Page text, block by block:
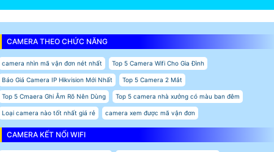
CAMERA THEO CHỨC NĂNG
camera nhìn mã vận đơn nét nhất Top 5 Camera Wifi Cho Gia Đình
Báo Giá Camera IP Hikvision Mới Nhất Top 5 Camera 2 Mắt
Top 5 Cmaera Ghi Âm Rõ Nên Dùng Top 5 camera nhà xưởng có màu ban đêm
Loại camera nào tốt nhất giá rẻ camera xem được mã vận đơn
CAMERA KẾT NỐI WIFI